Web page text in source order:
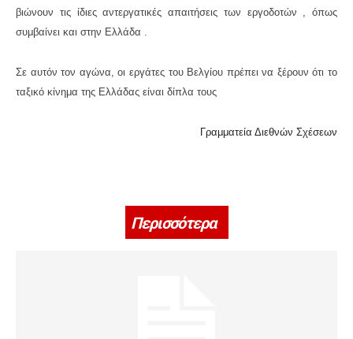
βιώνουν τις ίδιες αντεργατικές απαιτήσεις των εργοδοτών , όπως
συμβαίνει και στην Ελλάδα .
Σε αυτόν τον αγώνα, οι εργάτες του Βελγίου πρέπει να ξέρουν ότι το
ταξικό κίνημα της Ελλάδας είναι δίπλα τους
Γραμματεία Διεθνών Σχέσεων
Περισσότερα